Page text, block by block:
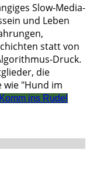
Slow-Media-
und Leben
statt von
Druck.
die
wie "Hund im
Komm ins Rudel